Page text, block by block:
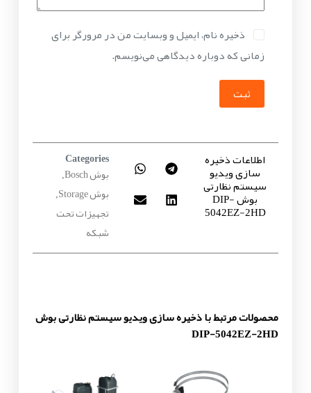
ذخیره نام، ایمیل و وبسایت من در مرورگر برای
زمانی که دوباره دیدگاهی می‌نویسم.
ثبت
اطلاعات ذخیره
سازی ویدیو
سیستم نظارتی
بوش DIP-
5042EZ-2HD
Categories
بوش Bosch
بوش Storage
تجهیزات تحت
شبکه
محصولات مرتبط با ذخیره سازی ویدیو سیستم نظارتی بوش
DIP-5042EZ-2HD